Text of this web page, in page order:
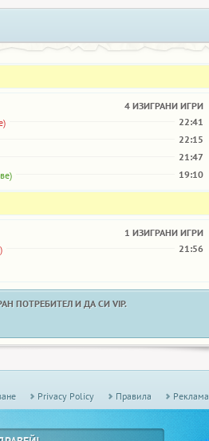
4 ИЗИГРАНИ ИГРИ
22:41
22:15
21:47
19:10
1 ИЗИГРАНИ ИГРИ
21:56
ПОТРЕБИТЕЛ И ДА СИ VIP.
Privacy Policy Правила Реклама